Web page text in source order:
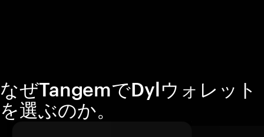
なぜTangemでDylウォレット
を選ぶのか。